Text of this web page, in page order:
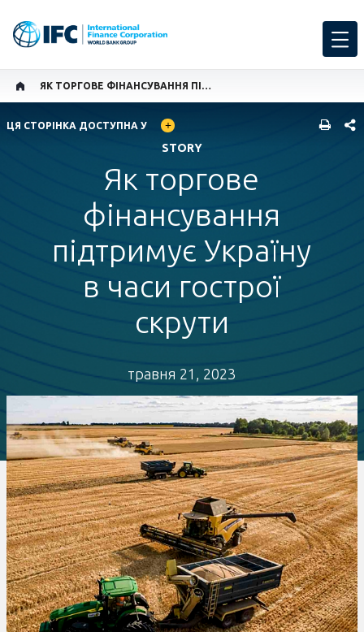
ЯК ТОРГОВЕ ФІНАНСУВАННЯ ПІДТРИМУЄ УКРАЇНУ В ЧАСИ ГОСТРОЇ СКРУТИ
GLOBAL LANGUAGE TOGGLER
ЦЯ СТОРІНКА ДОСТУПНА У
STORY
Як торгове
фінансування
підтримує Україну
в часи гострої
скрути
травня 21, 2023